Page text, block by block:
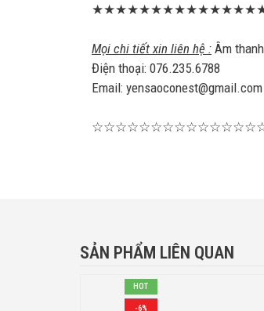
Mọi chi tiết xin liên hệ : Âm
Điện thoại: 076.235.6788
Email: yensaoconest@gmail.com
SẢN PHẨM LIÊN QUAN
HOT
-6%